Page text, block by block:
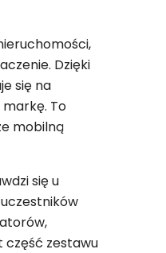
Dzięki
się na
To
mobilną
się u
część zestawu